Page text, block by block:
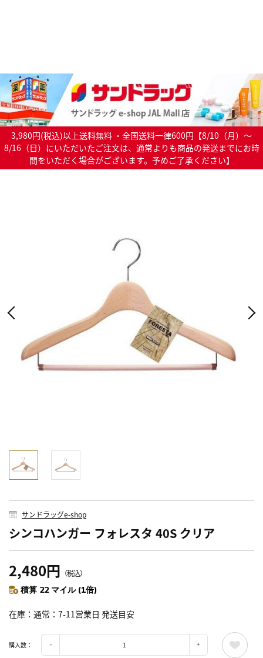
3,980円(税込)以上送料無料 ・全国送料一律600円【8/10（月）～
8/16（日）にいただいたご注文は、通常よりも商品の発送までにお時
間をいただく場合がございます。予めご了承ください】
サンドラッグe-shop
シンコハンガー フォレスタ 40S クリア
2,480円 （税込）
積算 22 マイル (1倍)
在庫 通常：7-11営業日 発送目安
購入数：